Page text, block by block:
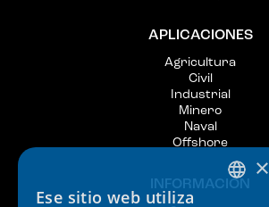
APLICACIONES
Agricultura
Civil
Industrial
Minero
Naval
Offshore
INFORMACIÓN
×
Ese sitio web utiliza